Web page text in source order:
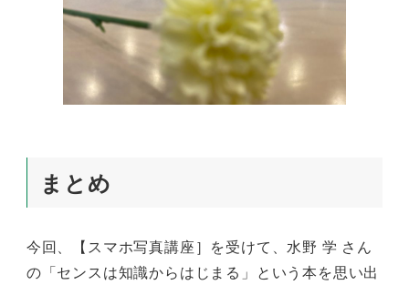
まとめ
今回、【スマホ写真講座］を受けて、水野 学 さん
の「センスは知識からはじまる」という本を思い出